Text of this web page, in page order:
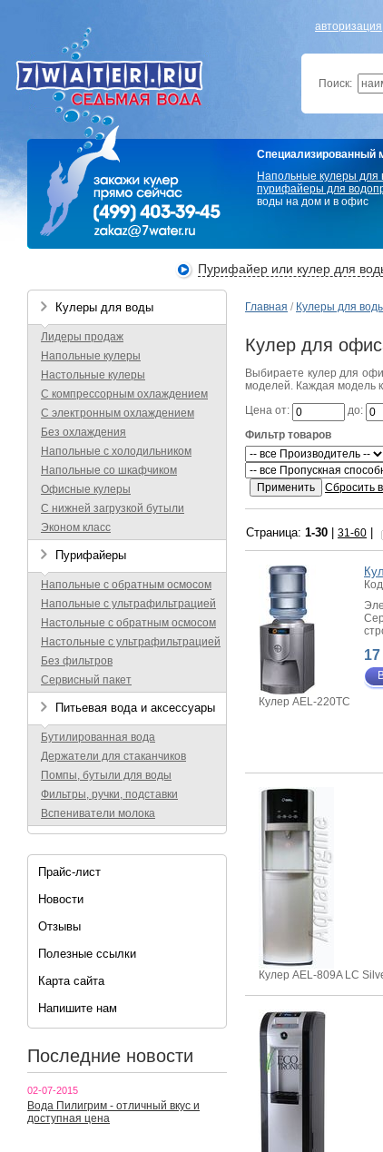
авторизация
Поиск:
Специализированный
Напольные кулеры для
пурифайеры для
воды на дом и в офис
Пурифайер или кулер для
Кулеры для воды
Лидеры продаж
Напольные кулеры
Настольные кулеры
С компрессорным охлаждением
С электронным охлаждением
Без охлаждения
Напольные с холодильником
Напольные со шкафчиком
Офисные кулеры
С нижней загрузкой бутыли
Эконом класс
Пурифайеры
Напольные с обратным осмосом
Напольные с ультрафильтрацией
Настольные с обратным осмосом
Настольные с ультрафильтрацией
Без фильтров
Сервисный пакет
Питьевая вода и аксессуары
Бутилированная вода
Держатели для стаканчиков
Помпы, бутыли для воды
Фильтры, ручки, подставки
Вспениватели молока
Прайс-лист
Новости
Отзывы
Полезные ссылки
Карта сайта
Напишите нам
Последние новости
02-07-2015
Вода Пилигрим - отличный вкус и
доступная цена
Главная / Кулеры для
Кулер для
Выбираете кулер для
моделей. Каждая модель
Цена от:
до:
Фильтр товаров
Сбросить
Страница: 1-30 31-60
Кулер AEL-220TC
Кулер AEL-809A LC